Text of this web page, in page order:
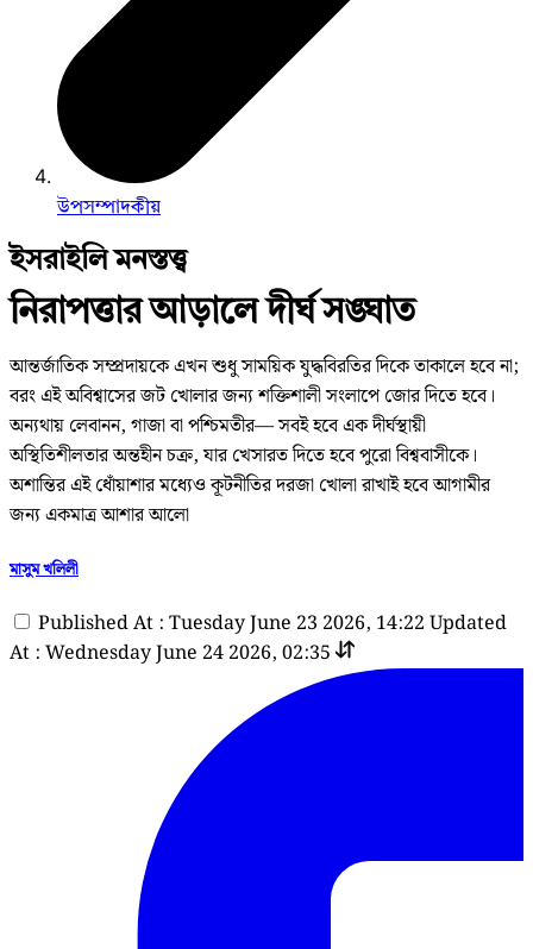
উপসম্পাদকীয়
ইসরাইলি মনস্তত্ত্ব
নিরাপত্তার আড়ালে দীর্ঘ সঙ্ঘাত
আন্তর্জাতিক সম্প্রদায়কে এখন শুধু সাময়িক যুদ্ধবিরতির দিকে তাকালে হবে না;
বরং এই অবিশ্বাসের জট খোলার জন্য শক্তিশালী সংলাপে জোর দিতে হবে।
অন্যথায় লেবানন, গাজা বা পশ্চিমতীর— সবই হবে এক দীর্ঘস্থায়ী
অস্থিতিশীলতার অন্তহীন চক্র, যার খেসারত দিতে হবে পুরো বিশ্ববাসীকে।
অশান্তির এই ধোঁয়াশার মধ্যেও কূটনীতির দরজা খোলা রাখাই হবে আগামীর
জন্য একমাত্র আশার আলো
মাসুম খলিলী
Published At : Tuesday June 23 2026, 14:22 Updated
At : Wednesday June 24 2026, 02:35